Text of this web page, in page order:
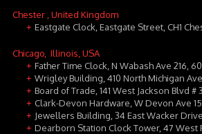
Chester , United Kingdom
+ Eastgate Clock, Eastgate Street, CH1
Chicago , Illinois, USA
+ Father Time Clock, N Wabash Ave 216,
+ Wrigley Building, 410 North Michigan
+ Board of Trade, 141 West Jackson Blvd #
+ Clark-Devon Hardware, W Devon Ave
+ Jewellers Building, 34 East Wacker
+ Dearborn Station Clock Tower, 47 West